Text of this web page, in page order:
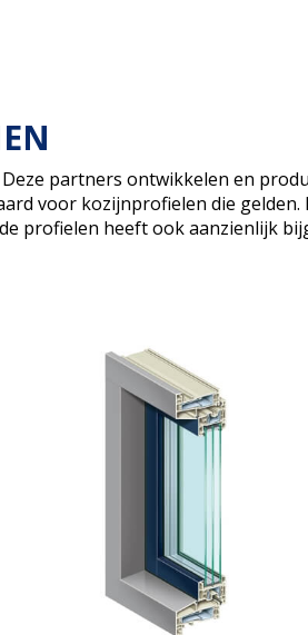
partners ontwikkelen en
voor kozijnprofielen die
profielen heeft ook aanzienlijk